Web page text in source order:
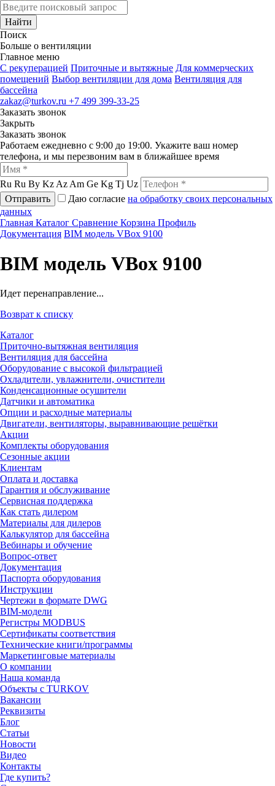
Найти
Поиск
Больше о вентиляции
Главное меню
C рекуперацией Приточные и вытяжные Для коммерческих
помещений Выбор вентиляции для дома Вентиляция для
бассейна
zakaz@turkov.ru +7 499 399-33-25
Заказать звонок
Закрыть
Заказать звонок
Работаем ежедневно с 9:00 до 19:00. Укажите ваш номер
телефона, и мы перезвоним вам в ближайшее время
Ru Ru By Kz Az Am Ge Kg Tj Uz
Отправить
Даю согласие на обработку своих персональных
данных
Главная Каталог Сравнение Корзина Профиль
Документация BIM модель VBox 9100
BIM модель VBox 9100
Идет перенаправление...
Возврат к списку
Каталог
Приточно-вытяжная вентиляция
Вентиляция для бассейна
Оборудование с высокой фильтрацией
Охладители, увлажнители, очистители
Конденсационные осушители
Датчики и автоматика
Опции и расходные материалы
Двигатели, вентиляторы, выравнивающие решётки
Акции
Комплекты оборудования
Сезонные акции
Клиентам
Оплата и доставка
Гарантия и обслуживание
Сервисная поддержка
Как стать дилером
Материалы для дилеров
Калькулятор для бассейна
Вебинары и обучение
Вопрос-ответ
Документация
Паспорта оборудования
Инструкции
Чертежи в формате DWG
BIM-модели
Регистры MODBUS
Сертификаты соответствия
Технические книги/программы
Маркетинговые материалы
О компании
Наша команда
Объекты с TURKOV
Вакансии
Реквизиты
Блог
Статьи
Новости
Видео
Контакты
Где купить?